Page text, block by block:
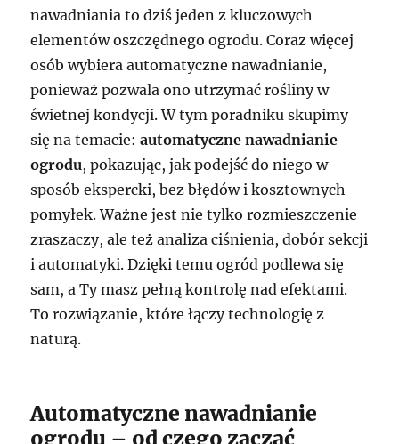
nawadniania to dziś jeden z kluczowych
elementów oszczędnego ogrodu. Coraz więcej
osób wybiera automatyczne nawadnianie,
ponieważ pozwala ono utrzymać rośliny w
świetnej kondycji. W tym poradniku skupimy
się na temacie:automatyczne nawadnianie
ogrodu, pokazując, jak podejść do niego w
sposób ekspercki, bez błędów i kosztownych
pomyłek. Ważne jest nie tylko rozmieszczenie
zraszaczy, ale też analiza ciśnienia, dobór sekcji
i automatyki. Dzięki temu ogród podlewa się
sam, a Ty masz pełną kontrolę nad efektami.
To rozwiązanie, które łączy technologię z
naturą.
Automatyczne nawadnianie
ogrodu – od czego zacząć